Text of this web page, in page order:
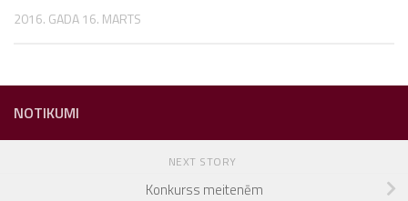
2016. GADA 16. MARTS
NOTIKUMI
NEXT STORY
Konkurss meitenēm